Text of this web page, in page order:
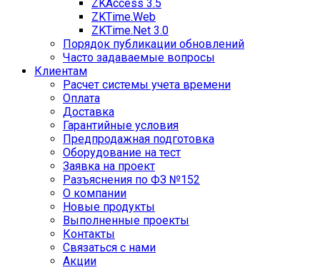
ZKAccess 3.5
ZKTime.Web
ZKTime.Net 3.0
Порядок публикации обновлений
Часто задаваемые вопросы
Клиентам
Расчет системы учета времени
Оплата
Доставка
Гарантийные условия
Предпродажная подготовка
Оборудование на тест
Заявка на проект
Разъяснения по ФЗ №152
О компании
Новые продукты
Выполненные проекты
Контакты
Связаться с нами
Акции